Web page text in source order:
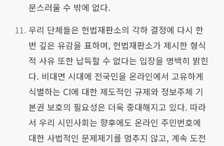
문스러울 수 밖에 없다.
우리 단체들은 헌법재판소의 각하 결정에 다시 한
번 깊은 유감을 표하며, 헌법재판소가 제시한 형식
적 사유 또한 납득할 수 없다는 입장을 명백히 밝힌
다. 비대면 시대에 전국민을 온라인에서 고유하게
식별하는 CI에 대한 제도적인 규제와 정보주체 기
본권 보호의 필요성은 더욱 중대해지고 있다. 따라
서 우리 시민사회는 향후에도 온라인 주민번호에
대한 사법적인 문제제기를 멈추지 않고, 계속 도전